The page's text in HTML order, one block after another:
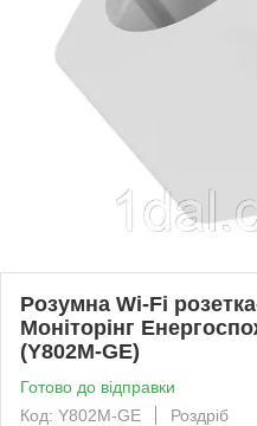
Розумна Wi-Fi
Моніторінг
(Y802M-GE)
Готово до відправки
Код: Y802M-GE
Роздріб